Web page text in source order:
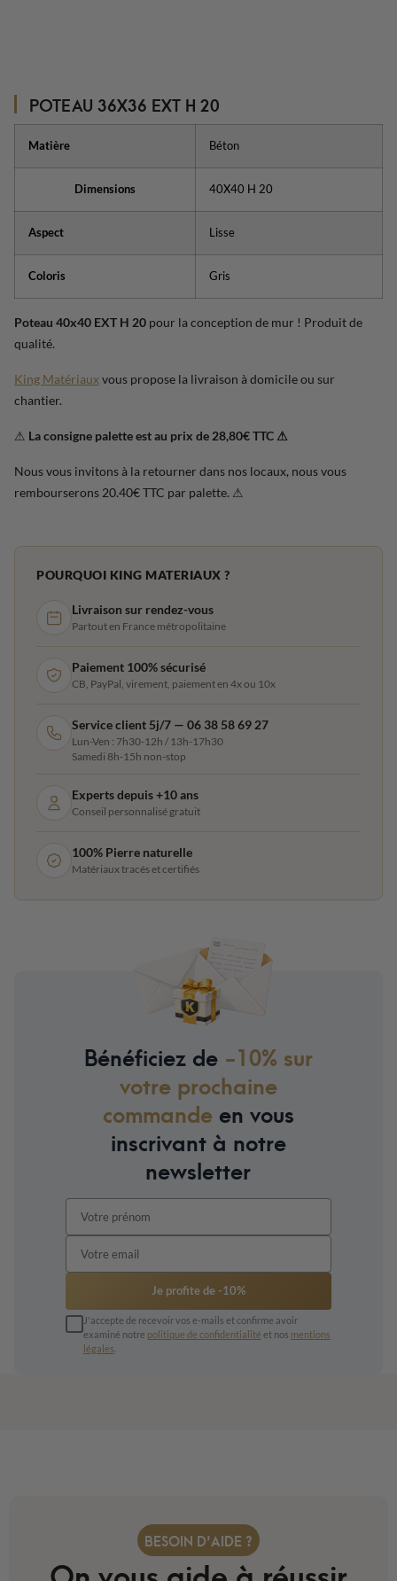
POTEAU 36X36 EXT H 20
Matière Béton
Dimensions 40X40 H 20
Aspect Lisse
Coloris Gris
Poteau 40x40 EXT H 20 pour la conception de mur ! Produit de
qualité.
King Matériauxvous propose la livraison à domicile ou sur
chantier.
⚠ La consigne palette est au prix de 28,80€ TTC ⚠
Nous vous invitons à la retourner dans nos locaux, nous vous
rembourserons 20.40€ TTC par palette. ⚠
POURQUOI KING MATERIAUX ?
Livraison sur rendez-vous
Partout en France métropolitaine
Paiement 100% sécurisé
CB, PayPal, virement, paiement en 4x ou 10x
Service client 5j/7 — 06 38 58 69 27
Lun-Ven : 7h30-12h / 13h-17h30
Samedi 8h-15h non-stop
Experts depuis +10 ans
Conseil personnalisé gratuit
100% Pierre naturelle
Matériaux tracés et certifiés
Bénéficiez de -10% sur
votre prochaine
commandeen vous
inscrivant à notre
newsletter
Je profite de -10%
J'accepte de recevoir vos e-mails et confirme avoir
examiné notre politique de confidentialité et nos mentions
légales
BESOIN D'AIDE ?